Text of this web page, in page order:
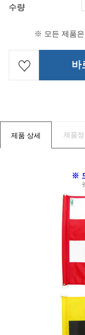
수량
※ 모든 제품은
바
제품 상세 제품
※